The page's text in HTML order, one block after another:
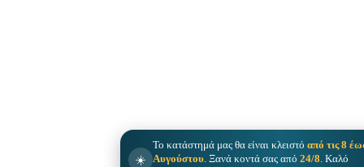
☀️
Το κατάστημά μας θα είναι κλειστό από τις 8
Αυγούστου. Ξανά κοντά σας από 24/8. Καλό